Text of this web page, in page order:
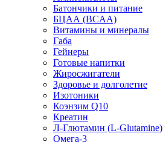
Батончики и питание
БЦАА (BCAA)
Витамины и минералы
Габа
Гейнеры
Готовые напитки
Жиросжигатели
Здоровье и долголетие
Изотоники
Коэнзим Q10
Креатин
Л-Глютамин (L-Glutamine)
Омега-3